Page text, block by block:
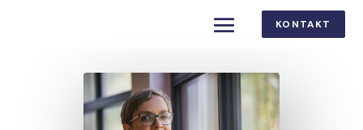
KONTAKT